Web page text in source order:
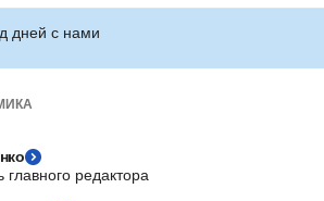
дней с нами
главного редактора